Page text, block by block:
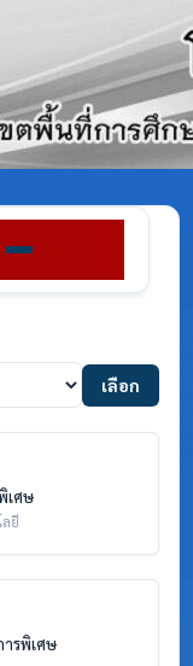
เลือก
เศษ
ยี
ารพิเศษ